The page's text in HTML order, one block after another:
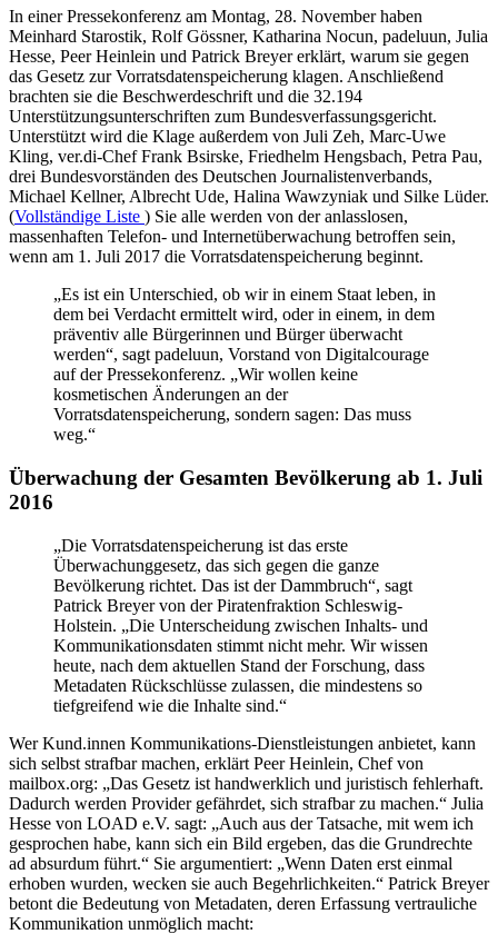
In einer Pressekonferenz am Montag, 28. November haben
Meinhard Starostik, Rolf Gössner, Katharina Nocun, padeluun, Julia
Hesse, Peer Heinlein und Patrick Breyer erklärt, warum sie gegen
das Gesetz zur Vorratsdatenspeicherung klagen. Anschließend
brachten sie die Beschwerdeschrift und die 32.194
Unterstützungsunterschriften zum Bundesverfassungsgericht.
Unterstützt wird die Klage außerdem von Juli Zeh, Marc-Uwe
Kling, ver.di-Chef Frank Bsirske, Friedhelm Hengsbach, Petra Pau,
drei Bundesvorständen des Deutschen Journalistenverbands,
Michael Kellner, Albrecht Ude, Halina Wawzyniak und Silke Lüder.
(Vollständige Liste ) Sie alle werden von der anlasslosen,
massenhaften Telefon- und Internetüberwachung betroffen sein,
wenn am 1. Juli 2017 die Vorratsdatenspeicherung beginnt.
„Es ist ein Unterschied, ob wir in einem Staat leben, in
dem bei Verdacht ermittelt wird, oder in einem, in dem
präventiv alle Bürgerinnen und Bürger überwacht
werden“, sagt padeluun, Vorstand von Digitalcourage
auf der Pressekonferenz. „Wir wollen keine
kosmetischen Änderungen an der
Vorratsdatenspeicherung, sondern sagen: Das muss
weg.“
Überwachung der Gesamten Bevölkerung ab 1. Juli
2016
„Die Vorratsdatenspeicherung ist das erste
Überwachunggesetz, das sich gegen die ganze
Bevölkerung richtet. Das ist der Dammbruch“, sagt
Patrick Breyer von der Piratenfraktion Schleswig-
Holstein. „Die Unterscheidung zwischen Inhalts- und
Kommunikationsdaten stimmt nicht mehr. Wir wissen
heute, nach dem aktuellen Stand der Forschung, dass
Metadaten Rückschlüsse zulassen, die mindestens so
tiefgreifend wie die Inhalte sind.“
Wer Kund.innen Kommunikations-Dienstleistungen anbietet, kann
sich selbst strafbar machen, erklärt Peer Heinlein, Chef von
mailbox.org: „Das Gesetz ist handwerklich und juristisch fehlerhaft.
Dadurch werden Provider gefährdet, sich strafbar zu machen.“ Julia
Hesse von LOAD e.V. sagt: „Auch aus der Tatsache, mit wem ich
gesprochen habe, kann sich ein Bild ergeben, das die Grundrechte
ad absurdum führt.“ Sie argumentiert: „Wenn Daten erst einmal
erhoben wurden, wecken sie auch Begehrlichkeiten.“ Patrick Breyer
betont die Bedeutung von Metadaten, deren Erfassung vertrauliche
Kommunikation unmöglich macht: